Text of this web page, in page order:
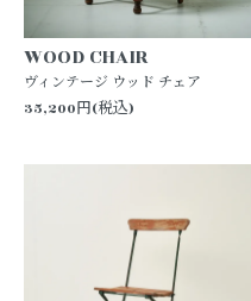
WOOD CHAIR
ヴィンテージ ウッド チェア
35,200円(税込)